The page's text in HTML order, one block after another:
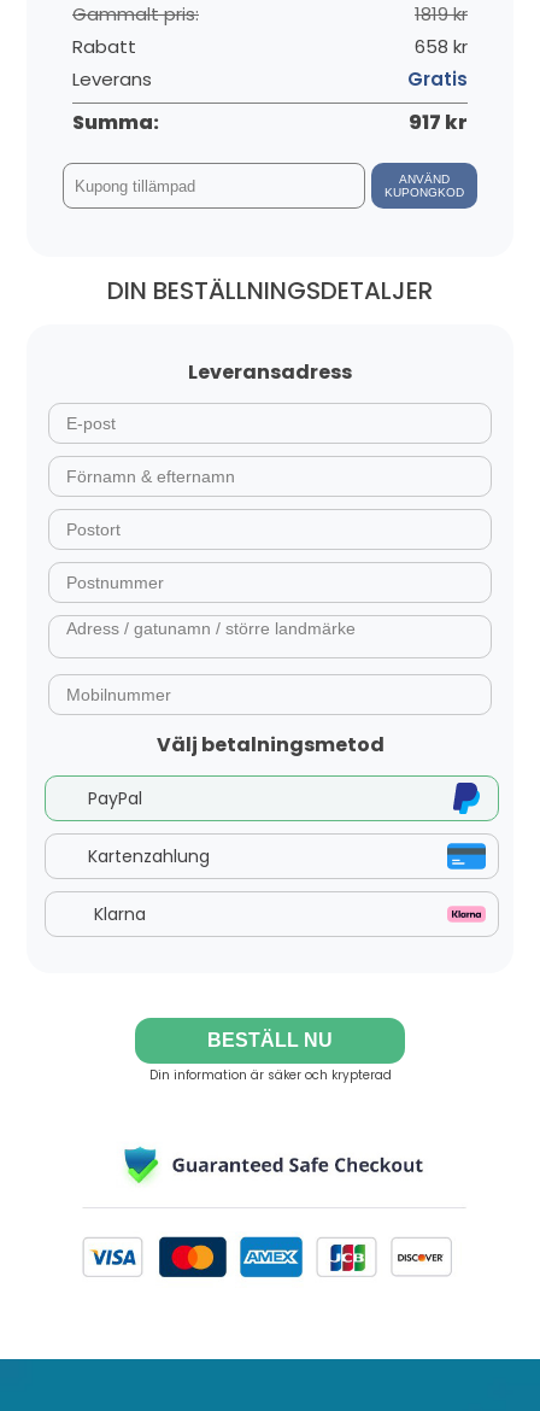
Gammalt pris:
1819 kr
Rabatt
658 kr
Leverans
Gratis
Summa: 917 kr
ANVÄND
KUPONGKOD
DIN BESTÄLLNINGSDETALJER
Leveransadress
Välj betalningsmetod
PayPal
Kartenzahlung
Klarna
BESTÄLL NU
Din information är säker och krypterad